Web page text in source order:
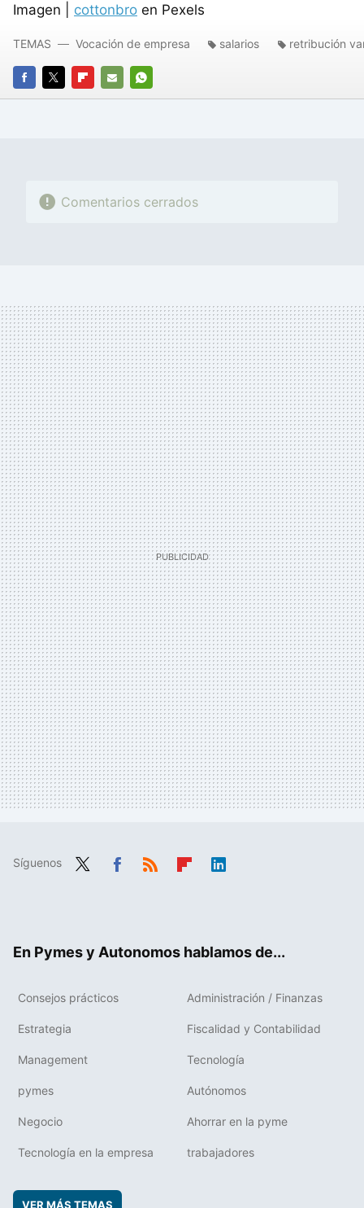
Imagen | cottonbro en Pexels
FACEBOOK
TWITTERFLIPBOARD
E-
WHATSAPP
TEMAS Vocación de empresa salarios retribución
Comentarios cerrados
Síguenos
En Pymes y Autonomos hablamos de...
Consejos prácticos Administración / Finanzas
Estrategia Fiscalidad y Contabilidad
Management Tecnología
pymes Autónomos
Negocio Ahorrar en la pyme
Tecnología en la empresa trabajadores
VER MÁS TEMAS